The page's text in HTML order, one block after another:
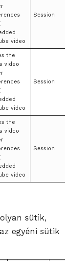
video
Session
the
video
video
Session
the
video
video
Session
sütik,
egyéni sütik